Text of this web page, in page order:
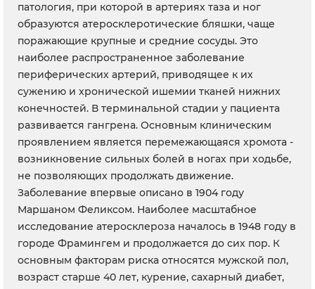
патология, при которой в артериях таза и ног
образуются атеросклеротические бляшки, чаще
поражающие крупные и средние сосуды. Это
наиболее распространенное заболевание
периферических артерий, приводящее к их
сужению и хронической ишемии тканей нижних
конечностей. В терминальной стадии у пациента
развивается гангрена. Основным клиническим
проявлением является перемежающаяся хромота -
возникновение сильных болей в ногах при ходьбе,
не позволяющих продолжать движение.
Заболевание впервые описано в 1904 году
Маршаном Феликсом. Наиболее масштабное
исследование атеросклероза началось в 1948 году в
городе Фрамингем и продолжается до сих пор. К
основным факторам риска относятся мужской пол,
возраст старше 40 лет, курение, сахарный диабет,